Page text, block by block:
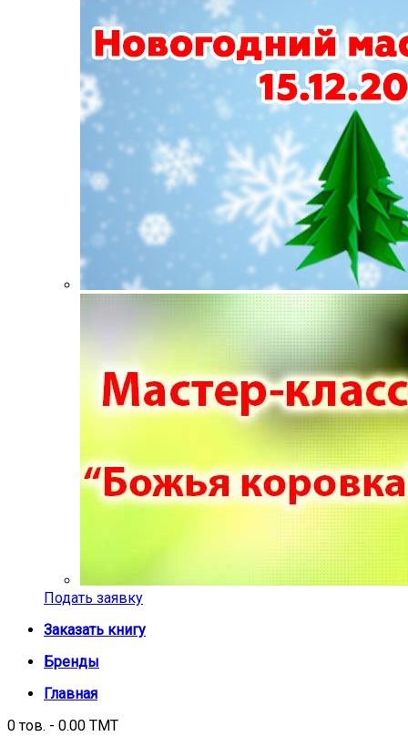
Подать заявку
Заказать книгу
Бренды
Главная
0 тов. - 0.00 TMT